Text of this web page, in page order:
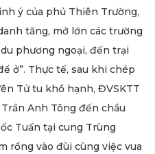
ý của phủ Thiên Trường,
tăng, mở lớn các trường
phương ngoại, đến trại
ở”. Thực tế, sau khi chép
Tử tu khổ hạnh, ĐVSKTT
Anh Tông đến chầu
Tuấn tại cung Trùng
rồng vào đùi cùng việc vua